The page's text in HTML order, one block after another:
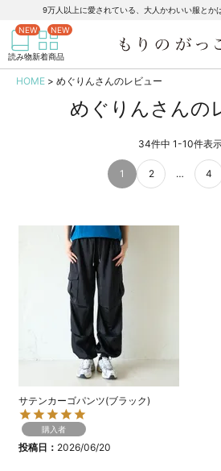
9万人以上に愛されている、大人かわいい服とか
読み物新着商品
商品を検索
HOME めぐりんさんのレビュー
めぐりんさんの
34件中 1-10件表
1 2 … 4
サテンカーゴパンツ(ブラック)
購入者
投稿日 2026/06/20